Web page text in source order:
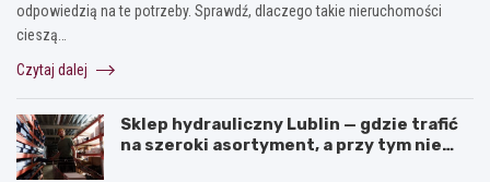
odpowiedzią na te potrzeby. Sprawdź, dlaczego takie nieruchomości
cieszą…
Czytaj dalej
Sklep hydrauliczny Lublin — gdzie trafić
na szeroki asortyment, a przy tym nie